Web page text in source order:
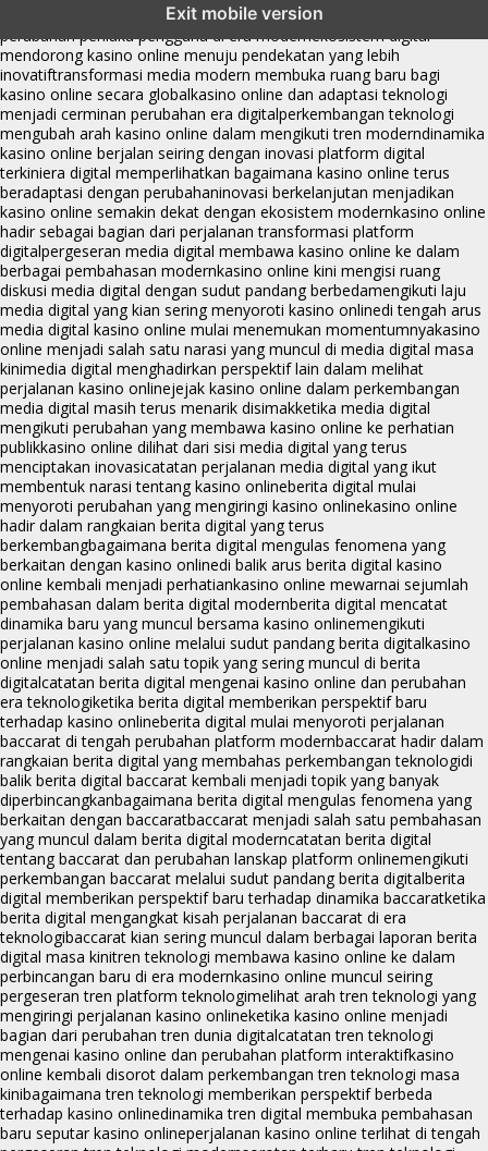
Exit mobile version
perkembangan kasino online mencerminkan
perubahan perilaku pengguna di era modernekosistem digital
mendorong kasino online menuju pendekatan yang lebih
inovatiftransformasi media modern membuka ruang baru bagi
kasino online secara globalkasino online dan adaptasi teknologi
menjadi cerminan perubahan era digitalperkembangan teknologi
mengubah arah kasino online dalam mengikuti tren moderndinamika
kasino online berjalan seiring dengan inovasi platform digital
terkiniera digital memperlihatkan bagaimana kasino online terus
beradaptasi dengan perubahaninovasi berkelanjutan menjadikan
kasino online semakin dekat dengan ekosistem modernkasino online
hadir sebagai bagian dari perjalanan transformasi platform
digitalpergeseran media digital membawa kasino online ke dalam
berbagai pembahasan modernkasino online kini mengisi ruang
diskusi media digital dengan sudut pandang berbedamengikuti laju
media digital yang kian sering menyoroti kasino onlinedi tengah arus
media digital kasino online mulai menemukan momentumnyakasino
online menjadi salah satu narasi yang muncul di media digital masa
kinimedia digital menghadirkan perspektif lain dalam melihat
perjalanan kasino onlinejejak kasino online dalam perkembangan
media digital masih terus menarik disimakketika media digital
mengikuti perubahan yang membawa kasino online ke perhatian
publikkasino online dilihat dari sisi media digital yang terus
menciptakan inovasicatatan perjalanan media digital yang ikut
membentuk narasi tentang kasino onlineberita digital mulai
menyoroti perubahan yang mengiringi kasino onlinekasino online
hadir dalam rangkaian berita digital yang terus
berkembangbagaimana berita digital mengulas fenomena yang
berkaitan dengan kasino onlinedi balik arus berita digital kasino
online kembali menjadi perhatiankasino online mewarnai sejumlah
pembahasan dalam berita digital modernberita digital mencatat
dinamika baru yang muncul bersama kasino onlinemengikuti
perjalanan kasino online melalui sudut pandang berita digitalkasino
online menjadi salah satu topik yang sering muncul di berita
digitalcatatan berita digital mengenai kasino online dan perubahan
era teknologiketika berita digital memberikan perspektif baru
terhadap kasino onlineberita digital mulai menyoroti perjalanan
baccarat di tengah perubahan platform modernbaccarat hadir dalam
rangkaian berita digital yang membahas perkembangan teknologidi
balik berita digital baccarat kembali menjadi topik yang banyak
diperbincangkanbagaimana berita digital mengulas fenomena yang
berkaitan dengan baccaratbaccarat menjadi salah satu pembahasan
yang muncul dalam berita digital moderncatatan berita digital
tentang baccarat dan perubahan lanskap platform onlinemengikuti
perkembangan baccarat melalui sudut pandang berita digitalberita
digital memberikan perspektif baru terhadap dinamika baccaratketika
berita digital mengangkat kisah perjalanan baccarat di era
teknologibaccarat kian sering muncul dalam berbagai laporan berita
digital masa kinitren teknologi membawa kasino online ke dalam
perbincangan baru di era modernkasino online muncul seiring
pergeseran tren platform teknologimelihat arah tren teknologi yang
mengiringi perjalanan kasino onlineketika kasino online menjadi
bagian dari perubahan tren dunia digitalcatatan tren teknologi
mengenai kasino online dan perubahan platform interaktifkasino
online kembali disorot dalam perkembangan tren teknologi masa
kinibagaimana tren teknologi memberikan perspektif berbeda
terhadap kasino onlinedinamika tren digital membuka pembahasan
baru seputar kasino onlineperjalanan kasino online terlihat di tengah